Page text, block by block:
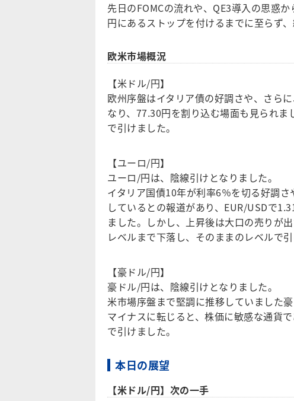
先日のFOMCの流れや、QE3導入の思惑
円にあるストップを付けるまでに至らず
欧米市場概況
【米ドル/円】
欧州序盤はイタリア債の好調さや、さら
なり、77.30円を割り込む場面も見られ
で引けました。
【ユーロ/円】
ユーロ/円は、陰線引けとなりました。
イタリア国債10年が利率6％を切る好調
しているとの報道があり、EUR/USDで
ました。しかし、上昇後は大口の売りが
レベルまで下落し、そのままのレベルで引
【豪ドル/円】
豪ドル/円は、陰線引けとなりました。
米市場序盤まで堅調に推移していました
マイナスに転じると、株価に敏感な通貨
で引けました。
本日の展望
【米ドル/円】次の一手